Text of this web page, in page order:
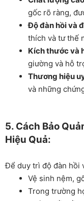
gốc rõ ràng,
Độ đàn hồi và
thích và tư thế
Kích thước và
giường và hỗ
Thương hiệu
và những
5. Cách Bảo
Hiệu Quả:
Để duy trì độ đàn hồi
Vệ sinh nệm,
Trong trường